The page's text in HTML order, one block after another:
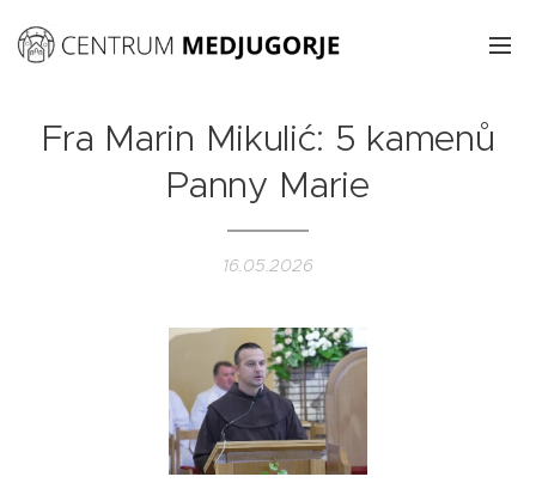
Fra Marin Mikulić: 5 kamenů
Panny Marie
16.05.2026